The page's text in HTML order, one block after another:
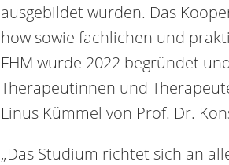
ausgebildet wurden. Das
how sowie fachlichen und
FHM wurde 2022 begründet
Therapeutinnen und
Linus Kümmel von Prof. Dr.
„Das Studium richtet sich an